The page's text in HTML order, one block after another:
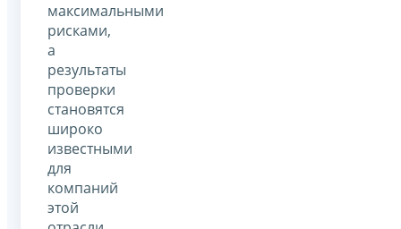
максимальными
рисками,
а
результаты
проверки
становятся
широко
известными
для
компаний
этой